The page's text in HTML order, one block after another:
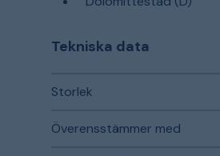
Tekniska data
Storlek
Överensstämmer med